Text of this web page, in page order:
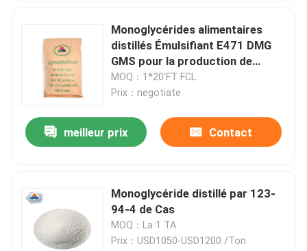
Monoglycérides alimentaires
distillés Émulsifiant E471 DMG
GMS pour la production de
DATEM
MOQ：1*20'FT FCL
Prix：negotiate
meilleur prix Contact
Monoglycéride distillé par 123-
94-4 de Cas
MOQ：La 1 TA
Prix：USD1050-USD1200 /Ton